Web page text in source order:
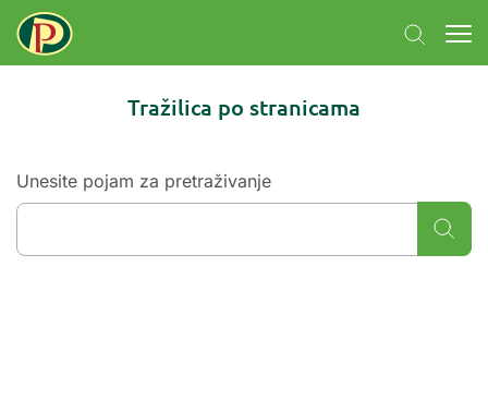
Tražilica po stranicama
Unesite pojam za pretraživanje